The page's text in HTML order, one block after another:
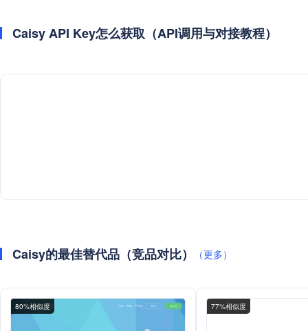
Caisy API Key怎么获取（API调用与对接教程）
Caisy的最佳替代品（竞品对比） （更多）
80%相似度 77%相似度